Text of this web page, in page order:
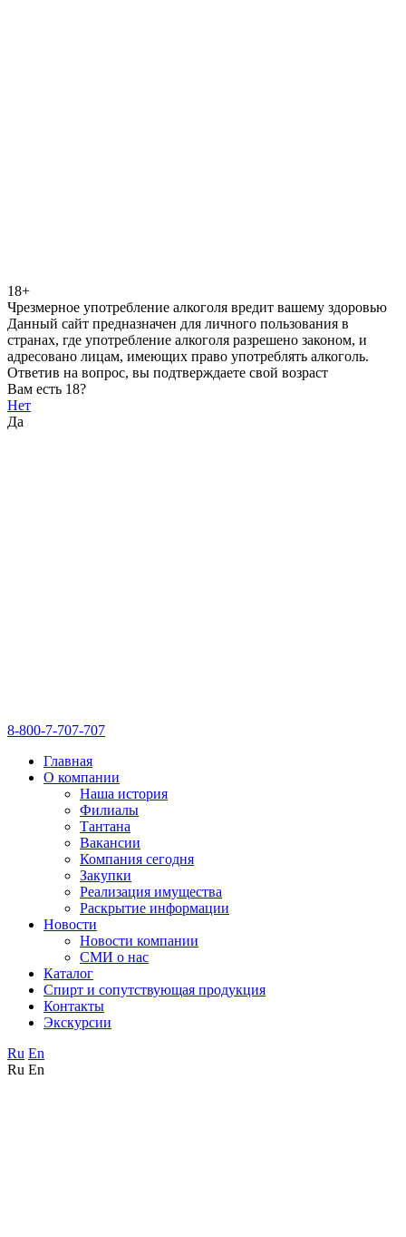
18+
Чрезмерное употребление алкоголя вредит вашему здоровью
Данный сайт предназначен для личного пользования в
странах, где употребление алкоголя разрешено законом, и
адресовано лицам, имеющих право употреблять алкоголь.
Ответив на вопрос, вы подтверждаете свой возраст
Вам есть 18?
Нет
Да
8-800-7-707-707
Главная
О компании
Наша история
Филиалы
Тантана
Вакансии
Компания сегодня
Закупки
Реализация имущества
Раскрытие информации
Новости
Новости компании
СМИ о нас
Каталог
Спирт и сопутствующая продукция
Контакты
Экскурсии
Ru En
Ru En